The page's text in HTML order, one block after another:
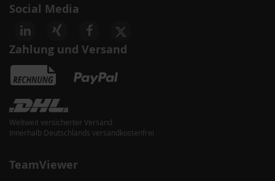
Social Media
Zahlung und Versand
Weltweit versicherter Versand
Innerhalb Deutschlands versandkostenfrei
TeamViewer